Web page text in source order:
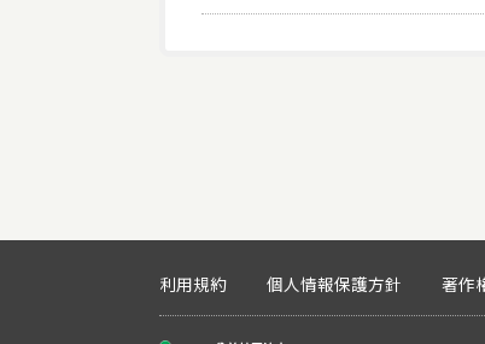
利用規約 個人情報保護方針 著作